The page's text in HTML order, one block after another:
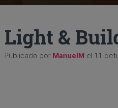
Light &
Publicado por ManuelM el 11